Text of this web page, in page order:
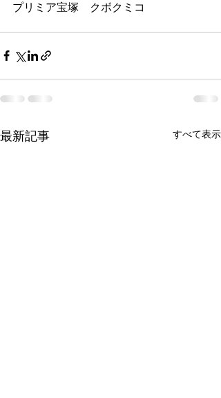
プリミア宝塚　クボクミコ
最新記事 すべて表示